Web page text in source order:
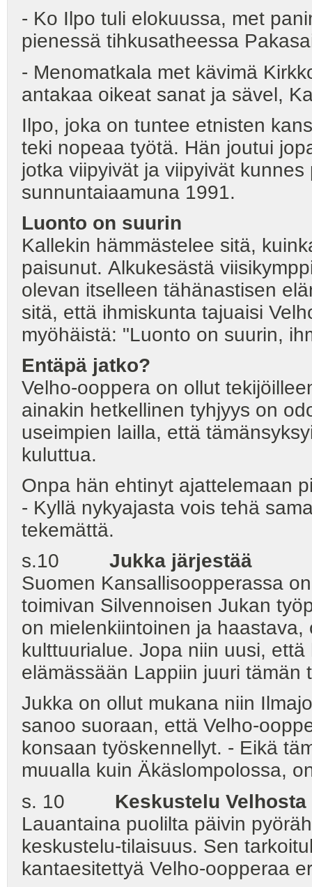
- Ko Ilpo tuli elokuussa, met
pienessä tihkusatheessa
- Menomatkala met kävimä
antakaa oikeat sanat ja sävel,
Ilpo, joka on tuntee etnisten
teki nopeaa työtä. Hän joutui
jotka viipyivät ja viipyivät
sunnuntaiaamuna 1991.
Luonto on suurin
Kallekin hämmästelee sitä,
paisunut. Alkukesästä
olevan itselleen tähänastisen
sitä, että ihmiskunta tajuaisi
myöhäistä: "Luonto on suurin,
Entäpä jatko?
Velho-ooppera on ollut
ainakin hetkellinen tyhjyys on
useimpien lailla, että
kuluttua.
Onpa hän ehtinyt ajattelemaan
- Kyllä nykyajasta vois tehä
tekemättä.
s.10 Jukka järjestää
Suomen Kansallisoopperassa
toimivan Silvennoisen Jukan
on mielenkiintoinen ja
kulttuurialue. Jopa niin uusi,
elämässään Lappiin juuri tämän
Jukka on ollut mukana niin
sanoo suoraan, että Velho-
konsaan työskennellyt. - Eikä
muualla kuin Äkäslompolossa,
s. 10 Keskustelu Velhosta
Lauantaina puolilta päivin
keskustelu-tilaisuus. Sen
kantaesitettyä Velho-oopperaa